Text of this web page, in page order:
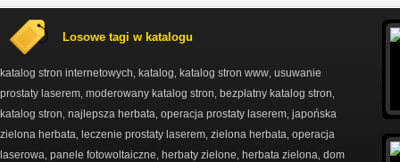
Losowe tagi w katalogu
katalog stron internetowych katalog katalog stron www usuwanie
prostaty laserem moderowany katalog stron bezpłatny katalog stron
katalog stron najlepsza herbata operacja prostaty laserem japońska
zielona herbata
leczenie prostaty laserem zielona herbata operacja
laserowa panele fotowoltaiczne herbaty zielone herbata zielona dom